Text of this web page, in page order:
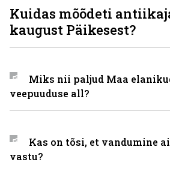
Kuidas mõõdeti
kaugust Päikesest?
Miks nii paljud Maa
veepuuduse all?
Kas on tõsi, et vandumine
vastu?